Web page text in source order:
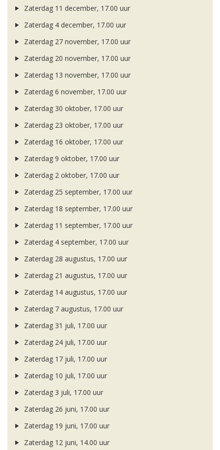
Zaterdag 11 december, 17.00 uur
Zaterdag 4 december, 17.00 uur
Zaterdag 27 november, 17.00 uur
Zaterdag 20 november, 17.00 uur
Zaterdag 13 november, 17.00 uur
Zaterdag 6 november, 17.00 uur
Zaterdag 30 oktober, 17.00 uur
Zaterdag 23 oktober, 17.00 uur
Zaterdag 16 oktober, 17.00 uur
Zaterdag 9 oktober, 17.00 uur
Zaterdag 2 oktober, 17.00 uur
Zaterdag 25 september, 17.00 uur
Zaterdag 18 september, 17.00 uur
Zaterdag 11 september, 17.00 uur
Zaterdag 4 september, 17.00 uur
Zaterdag 28 augustus, 17.00 uur
Zaterdag 21 augustus, 17.00 uur
Zaterdag 14 augustus, 17.00 uur
Zaterdag 7 augustus, 17.00 uur
Zaterdag 31 juli, 17.00 uur
Zaterdag 24 juli, 17.00 uur
Zaterdag 17 juli, 17.00 uur
Zaterdag 10 juli, 17.00 uur
Zaterdag 3 juli, 17.00 uur
Zaterdag 26 juni, 17.00 uur
Zaterdag 19 juni, 17.00 uur
Zaterdag 12 juni, 14.00 uur